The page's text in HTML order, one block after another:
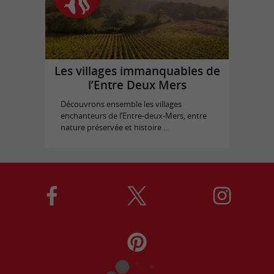
Les villages immanquables de
l’Entre Deux Mers
Découvrons ensemble les villages
enchanteurs de l’Entre-deux-Mers, entre
nature préservée et histoire ...